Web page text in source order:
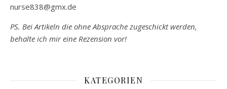
nurse838@gmx.de
PS. Bei Artikeln die ohne Absprache zugeschickt werden,
behalte ich mir eine Rezension vor!
KATEGORIEN